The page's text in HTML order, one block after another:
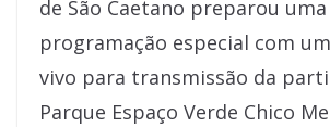
de São Caetano preparou uma
programação especial com
vivo para transmissão da
Parque Espaço Verde Chico